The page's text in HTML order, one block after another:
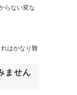
らない変な
はかなり難
ません